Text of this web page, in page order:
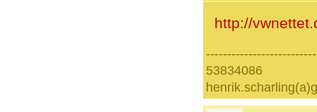
http://
53834086